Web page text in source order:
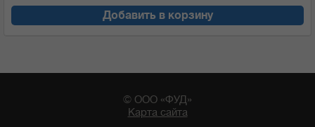
Добавить в корзину
© ООО «ФУД»
Карта сайта